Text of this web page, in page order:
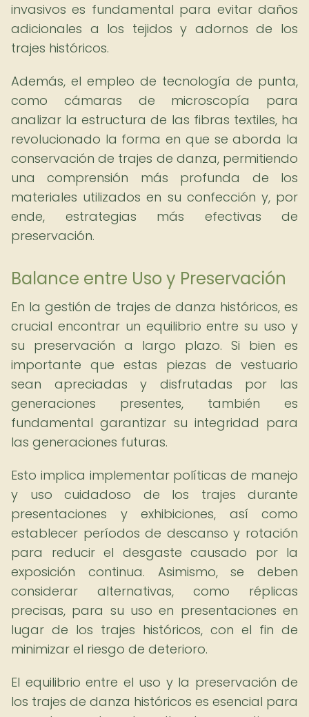
invasivos es fundamental para evitar daños
adicionales a los tejidos y adornos de los
trajes históricos.
Además, el empleo de tecnología de punta,
como cámaras de microscopía para
analizar la estructura de las fibras textiles, ha
revolucionado la forma en que se aborda la
conservación de trajes de danza, permitiendo
una comprensión más profunda de los
materiales utilizados en su confección y, por
ende, estrategias más efectivas de
preservación.
Balance entre Uso y Preservación
En la gestión de trajes de danza históricos, es
crucial encontrar un equilibrio entre su uso y
su preservación a largo plazo. Si bien es
importante que estas piezas de vestuario
sean apreciadas y disfrutadas por las
generaciones presentes, también es
fundamental garantizar su integridad para
las generaciones futuras.
Esto implica implementar políticas de manejo
y uso cuidadoso de los trajes durante
presentaciones y exhibiciones, así como
establecer períodos de descanso y rotación
para reducir el desgaste causado por la
exposición continua. Asimismo, se deben
considerar alternativas, como réplicas
precisas, para su uso en presentaciones en
lugar de los trajes históricos, con el fin de
minimizar el riesgo de deterioro.
El equilibrio entre el uso y la preservación de
los trajes de danza históricos es esencial para